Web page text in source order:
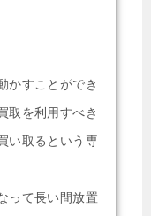
かすことができ
取を利用すべき
い取るという専
って長い間放置